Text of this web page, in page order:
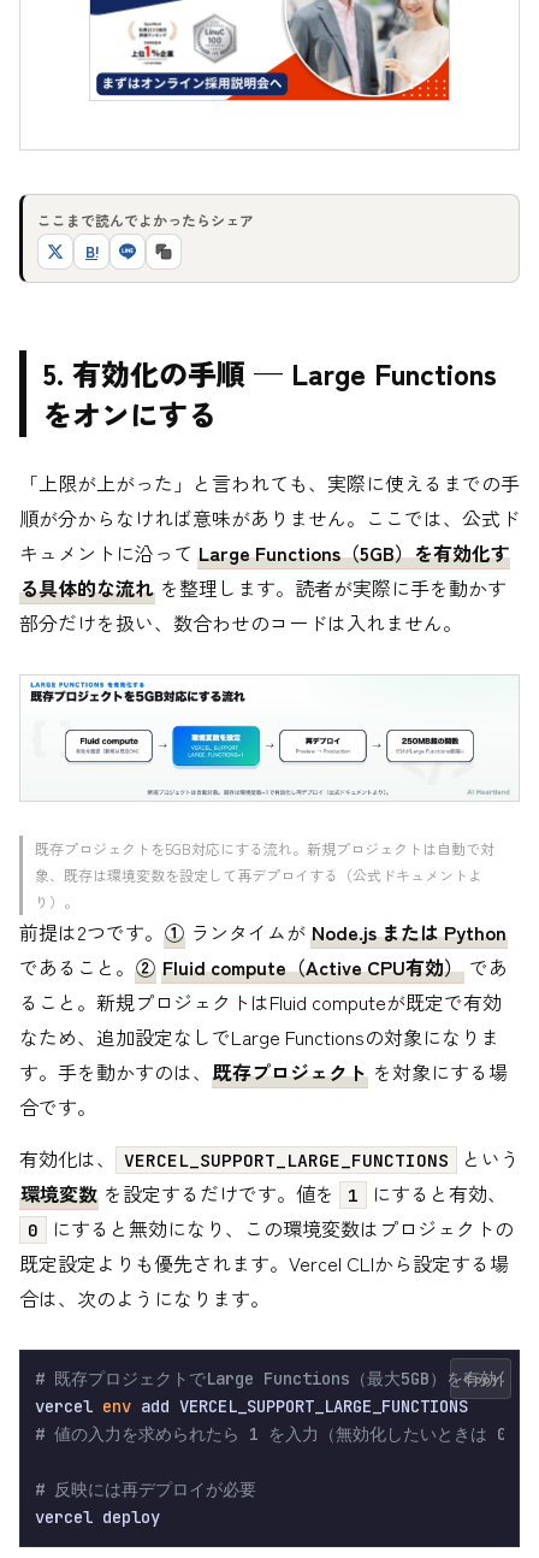
ここまで読んでよかったらシェア
B!
5. 有効化の手順 — Large Functions
をオンにする
「上限が上がった」と言われても、実際に使えるまでの手
順が分からなければ意味がありません。ここでは、公式ド
キュメントに沿って Large Functions（5GB）を有効化す
る具体的な流れ を整理します。読者が実際に手を動かす
部分だけを扱い、数合わせのコードは入れません。
既存プロジェクトを5GB対応にする流れ。新規プロジェクトは自動で対
象、既存は環境変数を設定して再デプロイする（公式ドキュメントよ
り）。
前提は2つです。 ① ランタイムが Node.js または Python
であること。 ② Fluid compute（Active CPU有効） であ
ること。新規プロジェクトはFluid computeが既定で有効
なため、追加設定なしでLarge Functionsの対象になりま
す。手を動かすのは、 既存プロジェクト を対象にする場
合です。
有効化は、
VERCEL_SUPPORT_LARGE_FUNCTIONS
という
環境変数 を設定するだけです。値を 1 にすると有効、
0
にすると無効になり、この環境変数はプロジェクトの
既定設定よりも優先されます。Vercel CLIから設定する場
合は、次のようになります。
# 既存プロジェクトでLarge Functions（最大5GB）を有効化す
vercel env
# 値の入力を求められたら 1 を入力（無効化したいときは 0）
# 反映には再デプロイが必要
Copy